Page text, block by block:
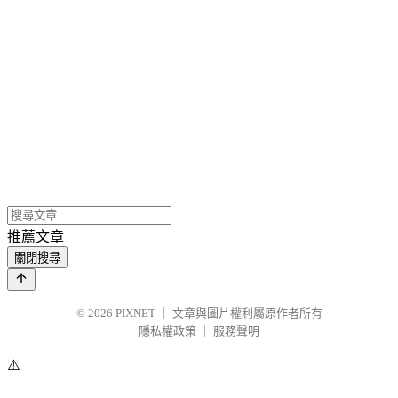
推薦文章
關閉搜尋
© 2026 PIXNET
文章與圖片權利屬原作者所有
隱私權政策
服務聲明
⚠️